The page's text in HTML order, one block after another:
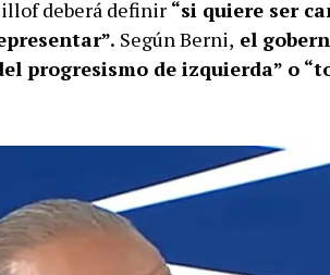
deberá definir “si quiere ser
Según Berni, el
progresismo de izquierda” o